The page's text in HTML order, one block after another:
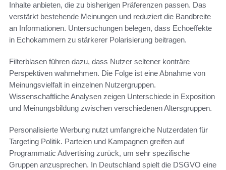
Inhalte anbieten, die zu bisherigen Präferenzen passen. Das
verstärkt bestehende Meinungen und reduziert die Bandbreite
an Informationen. Untersuchungen belegen, dass Echoeffekte
in Echokammern zu stärkerer Polarisierung beitragen.
Filterblasen führen dazu, dass Nutzer seltener konträre
Perspektiven wahrnehmen. Die Folge ist eine Abnahme von
Meinungsvielfalt in einzelnen Nutzergruppen.
Wissenschaftliche Analysen zeigen Unterschiede in Exposition
und Meinungsbildung zwischen verschiedenen Altersgruppen.
Personalisierte Werbung nutzt umfangreiche Nutzerdaten für
Targeting Politik. Parteien und Kampagnen greifen auf
Programmatic Advertising zurück, um sehr spezifische
Gruppen anzusprechen. In Deutschland spielt die DSGVO eine